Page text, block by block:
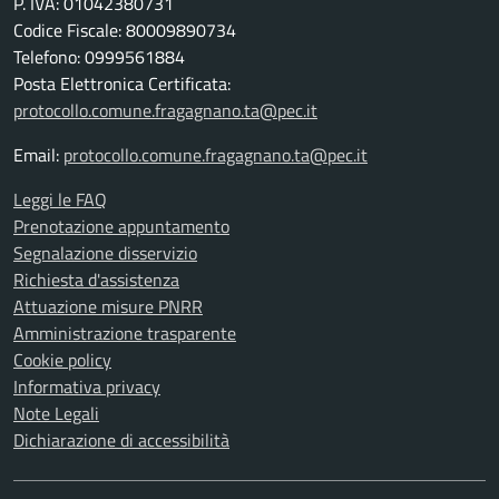
Codice Fiscale: 80009890734
Telefono: 0999561884
Posta Elettronica Certificata:
protocollo.comune.fragagnano.ta@pec.it
Email: protocollo.comune.fragagnano.ta@pec.it
Leggi le FAQ
Prenotazione appuntamento
Segnalazione disservizio
Richiesta d'assistenza
Attuazione misure PNRR
Amministrazione trasparente
Cookie policy
Informativa privacy
Note Legali
Dichiarazione di accessibilità